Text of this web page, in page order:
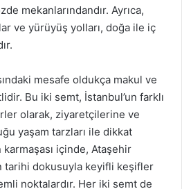
mekanlarındandır. Ayrıca,
ve yürüyüş yolları, doğa ile iç
mesafe oldukça makul ve
Bu iki semt, İstanbul’un farklı
olarak, ziyaretçilerine ve
yaşam tarzları ile dikkat
içinde, Ataşehir
tarihi dokusuyla keyifli keşifler
noktalardır. Her iki semt de